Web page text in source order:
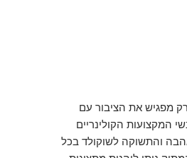
מפגיש את הציבור עם
המקצועות הקולינריים
והתשוקהלשוקולד בכל